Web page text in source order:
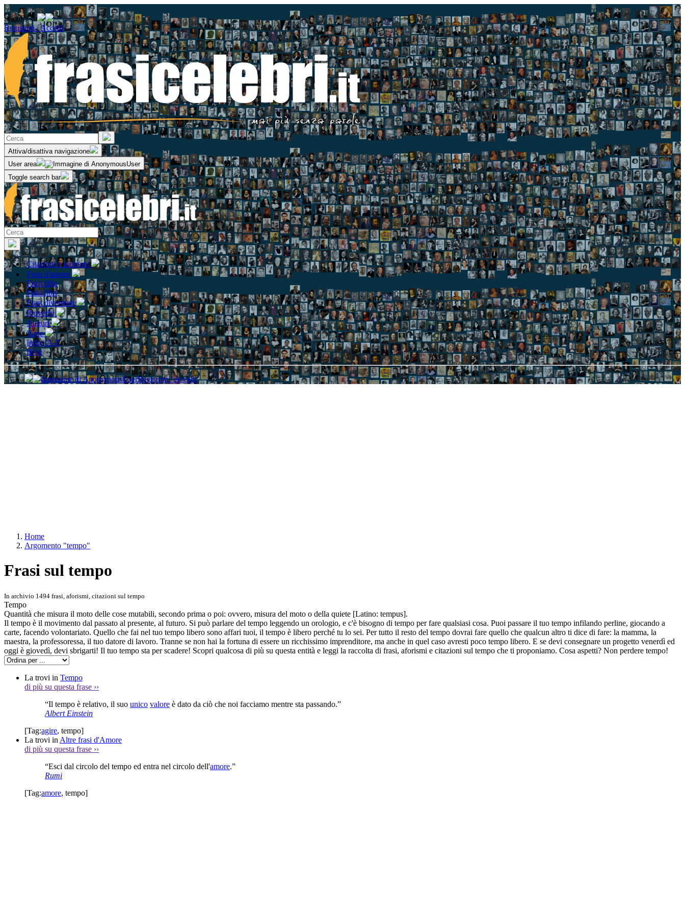
Seguici su
Registrati / Accedi
Attiva/disattiva navigazione
User area
Toggle search bar
Citazioni e aforismi
Frasi d'amore
Frasi film
Frasi libri
Frasi divertenti
Proverbi
Auguri
Varie
Indici A-Z
Blog
Registrati / Accedi
Home
Argomento "tempo"
Frasi sul tempo
In archivio 1494 frasi, aforismi, citazioni sul tempo
Tempo
Quantità che misura il moto delle cose mutabili, secondo prima o poi: ovvero, misura del moto o della quiete [Latino: tempus].
Il tempo è il movimento dal passato al presente, al futuro. Si può parlare del tempo leggendo un orologio, e c'è bisogno di tempo per fare qualsiasi cosa. Puoi passare il tuo tempo infilando perline, giocando a
carte, facendo volontariato. Quello che fai nel tuo tempo libero sono affari tuoi, il tempo è libero perché tu lo sei. Per tutto il resto del tempo dovrai fare quello che qualcun altro ti dice di fare: la mamma, la
maestra, la professoressa, il tuo datore di lavoro. Tranne se non hai la fortuna di essere un ricchissimo imprenditore, ma anche in quel caso avresti poco tempo libero. E se devi consegnare un progetto venerdì ed
oggi è giovedì, devi sbrigarti! Il tuo tempo sta per scadere! Scopri qualcosa di più su questa entità e leggi la raccolta di frasi, aforismi e citazioni sul tempo che ti proponiamo. Cosa aspetti? Non perdere tempo!
La trovi in Tempo
di più su questa frase ››
“Il tempo è relativo, il suo unico valore è dato da ciò che noi facciamo mentre sta passando.”
Albert Einstein
[Tag:agire, tempo]
La trovi in Altre frasi d'Amore
di più su questa frase ››
“Esci dal circolo del tempo ed entra nel circolo dell'amore.”
Rumi
[Tag:amore, tempo]